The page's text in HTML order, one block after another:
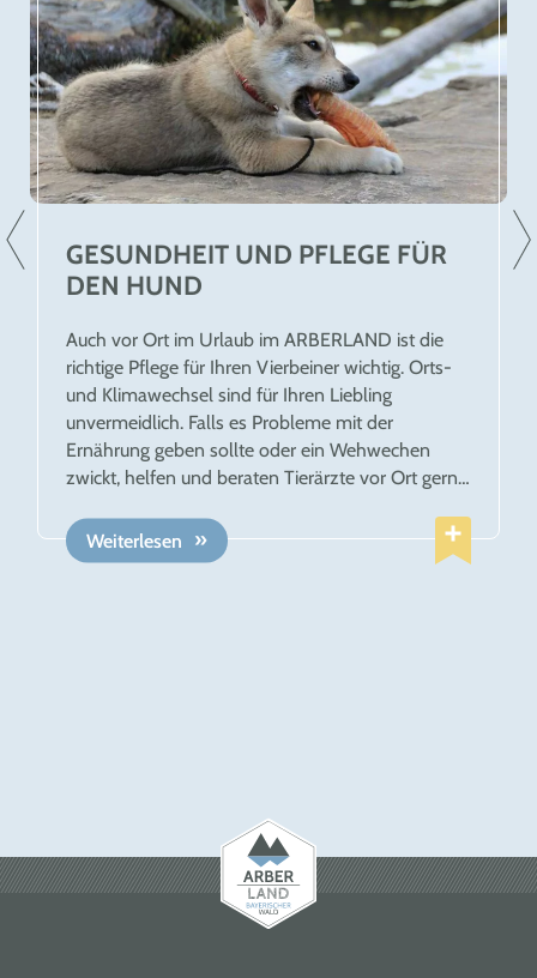
GESUNDHEIT UND PFLEGE FÜR
DEN HUND
Auch vor Ort im Urlaub im ARBERLAND ist die
richtige Pflege für Ihren Vierbeiner wichtig. Orts-
und Klimawechsel sind für Ihren Liebling
unvermeidlich. Falls es Probleme mit der
Ernährung geben sollte oder ein Wehwechen
zwickt, helfen und beraten Tierärzte vor Ort gerne.
Fellnase an.
Weiterlesen